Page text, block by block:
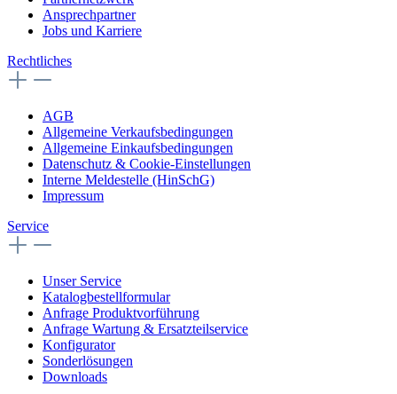
Ansprechpartner
Jobs und Karriere
Rechtliches
AGB
Allgemeine Verkaufsbedingungen
Allgemeine Einkaufsbedingungen
Datenschutz & Cookie-Einstellungen
Interne Meldestelle (HinSchG)
Impressum
Service
Unser Service
Katalogbestellformular
Anfrage Produktvorführung
Anfrage Wartung & Ersatzteilservice
Konfigurator
Sonderlösungen
Downloads